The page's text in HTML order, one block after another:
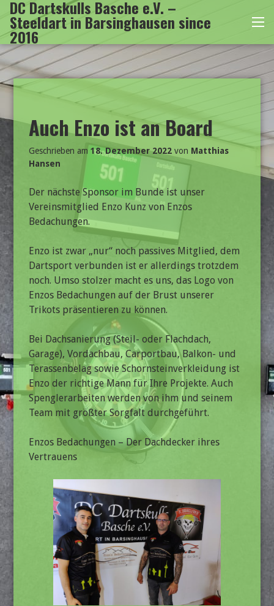
Zum
Inhalt
springen
DC Dartskulls Basche e.V. –
Steeldart in Barsinghausen since
2016
Auch Enzo ist an Board
Geschrieben am 18. Dezember 2022von Matthias
Hansen
Der nächste Sponsor im Bunde ist unser
Vereinsmitglied Enzo Kunz von Enzos
Bedachungen.
Enzo ist zwar „nur“ noch passives Mitglied, dem
Dartsport verbunden ist er allerdings trotzdem
noch. Umso stolzer macht es uns, das Logo von
Enzos Bedachungen auf der Brust unserer
Trikots präsentieren zu können.
Bei Dachsanierung (Steil- oder Flachdach,
Garage), Vordachbau, Carportbau, Balkon- und
Terassenbelag sowie Schornsteinverkleidung ist
Enzo der richtige Mann für Ihre Projekte. Auch
Spenglerarbeiten werden von ihm und seinem
Team mit größter Sorgfalt durchgeführt.
Enzos Bedachungen – Der Dachdecker ihres
Vertrauens